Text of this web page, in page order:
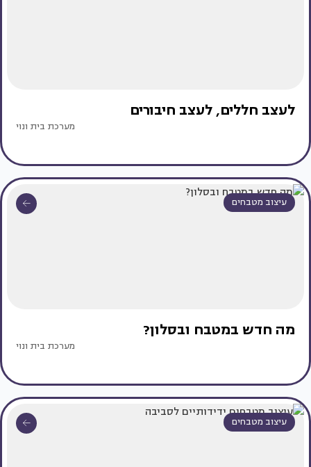
לעצב חללים, לעצב חיבורים
מערכת בית ונוי
עיצוב מטבחים
מה חדש במטבח ובסלון?
מערכת בית ונוי
עיצוב מטבחים